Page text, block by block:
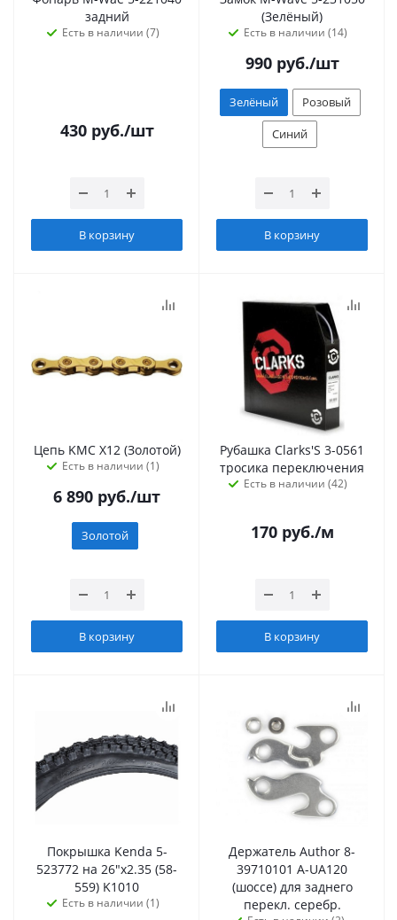
задний
Есть в наличии (7)
430руб./шт
В корзину
(Зелёный)
Есть в наличии (14)
990руб./шт
Зелёный
Розовый
Синий
В корзину
Цепь KMC X12 (Золотой)
Есть в наличии (1)
6 890 руб./шт
Золотой
В корзину
Рубашка Сlarks'S 3-0561
тросика переключения
Есть в наличии (42)
170руб./м
В корзину
Покрышка Kenda 5-
523772 на 26"х2.35 (58-
559) K1010
Есть в наличии (1)
Держатель Author 8-
39710101 A-UA120
(шоссе) для заднего
перекл. серебр.